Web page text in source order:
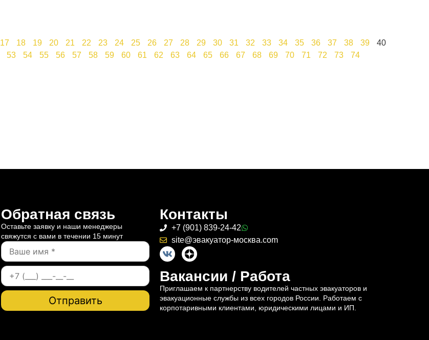
17 18 19 20 21 22 23 24 25 26 27 28 29 30 31 32 33 34 35 36 37 38 39
40
53 54 55 56 57 58 59 60 61 62 63 64 65 66 67 68 69 70 71 72 73 74
Обратная связь
Оставьте заявку и наши менеджеры
свяжутся с вами в течении 15 минут
Контакты
+7 (901) 839-24-42
site@эвакуатор-москва.com
Вакансии / Работа
Приглашаем к партнерству водителей частных эвакуаторов и
эвакуационные службы из всех городов России. Работаем с
корпотаривными клиентами, юридическими лицами и ИП.